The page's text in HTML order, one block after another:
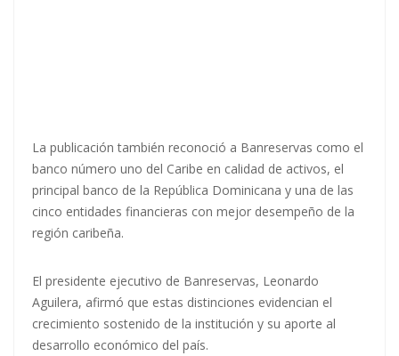
La publicación también reconoció a Banreservas como el
banco número uno del Caribe en calidad de activos, el
principal banco de la República Dominicana y una de las
cinco entidades financieras con mejor desempeño de la
región caribeña.
El presidente ejecutivo de Banreservas, Leonardo
Aguilera, afirmó que estas distinciones evidencian el
crecimiento sostenido de la institución y su aporte al
desarrollo económico del país.